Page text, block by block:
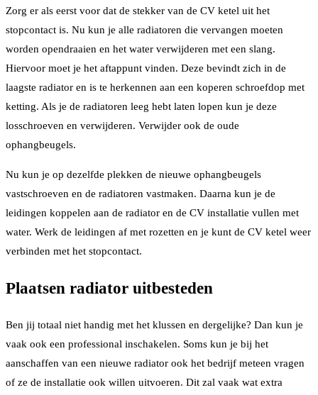
Zorg er als eerst voor dat de stekker van de CV ketel uit het
stopcontact is. Nu kun je alle radiatoren die vervangen moeten
worden opendraaien en het water verwijderen met een slang.
Hiervoor moet je het aftappunt vinden. Deze bevindt zich in de
laagste radiator en is te herkennen aan een koperen schroefdop met
ketting. Als je de radiatoren leeg hebt laten lopen kun je deze
losschroeven en verwijderen. Verwijder ook de oude
ophangbeugels.
Nu kun je op dezelfde plekken de nieuwe ophangbeugels
vastschroeven en de radiatoren vastmaken. Daarna kun je de
leidingen koppelen aan de radiator en de CV installatie vullen met
water. Werk de leidingen af met rozetten en je kunt de CV ketel weer
verbinden met het stopcontact.
Plaatsen radiator uitbesteden
Ben jij totaal niet handig met het klussen en dergelijke? Dan kun je
vaak ook een professional inschakelen. Soms kun je bij het
aanschaffen van een nieuwe radiator ook het bedrijf meteen vragen
of ze de installatie ook willen uitvoeren. Dit zal vaak wat extra